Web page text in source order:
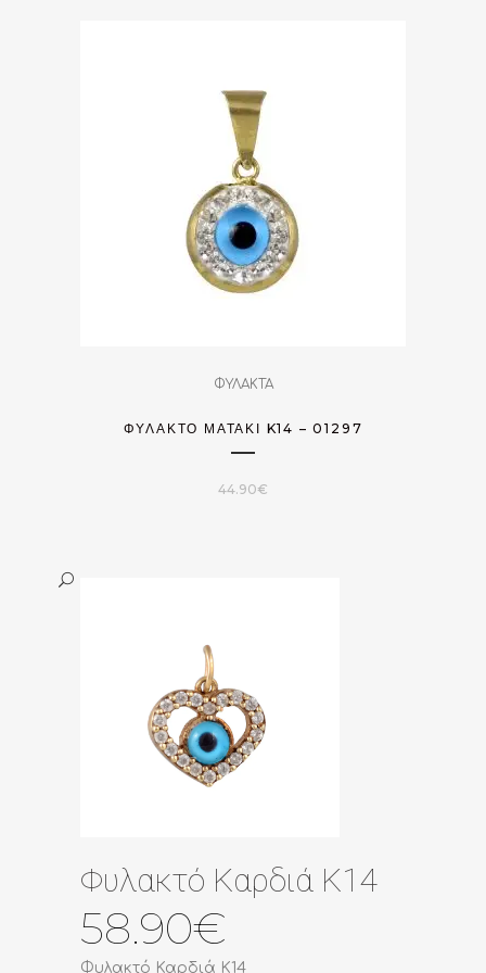
ΦΥΛΑΚΤΑ
ΦΥΛΑΚΤΌ ΜΑΤΆΚΙ K14 – 01297
44.90€
Φυλακτό Καρδιά K14
58.90€
Φυλακτό Καρδιά K14